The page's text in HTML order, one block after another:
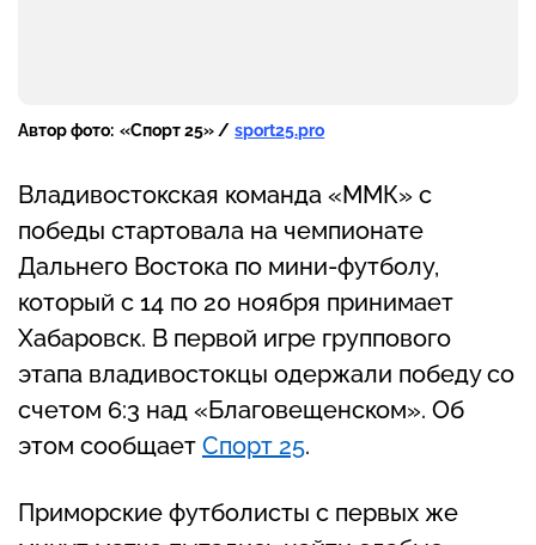
Автор фото: «Спорт 25» / sport25.pro
Владивостокская команда «ММК» с
победы стартовала на чемпионате
Дальнего Востока по мини-футболу,
который с 14 по 20 ноября принимает
Хабаровск. В первой игре группового
этапа владивостокцы одержали победу со
счетом 6:3 над «Благовещенском». Об
этом сообщает Спорт 25.
Приморские футболисты с первых же